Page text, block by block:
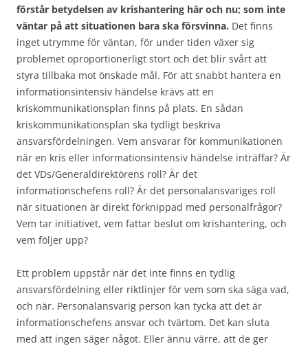
förstår betydelsen av krishantering här och nu; som inte
väntar på att situationen bara ska försvinna. Det finns
inget utrymme för väntan, för under tiden växer sig
problemet oproportionerligt stort och det blir svårt att
styra tillbaka mot önskade mål. För att snabbt hantera en
informationsintensiv händelse krävs att en
kriskommunikationsplan finns på plats. En sådan
kriskommunikationsplan ska tydligt beskriva
ansvarsfördelningen. Vem ansvarar för kommunikationen
när en kris eller informationsintensiv händelse inträffar? Är
det VDs/Generaldirektörens roll? Är det
informationschefens roll? Är det personalansvariges roll
när situationen är direkt förknippad med personalfrågor?
Vem tar initiativet, vem fattar beslut om krishantering, och
vem följer upp?
Ett problem uppstår när det inte finns en tydlig
ansvarsfördelning eller riktlinjer för vem som ska säga vad,
och när. Personalansvarig person kan tycka att det är
informationschefens ansvar och tvärtom. Det kan sluta
med att ingen säger något. Eller ännu värre, att de ger